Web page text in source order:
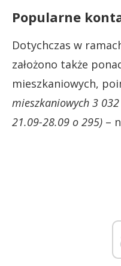
Popularne
Dotychczas w
założono także
mieszkaniowych,
mieszkaniowych 3
21.09-28.09 o 295) –